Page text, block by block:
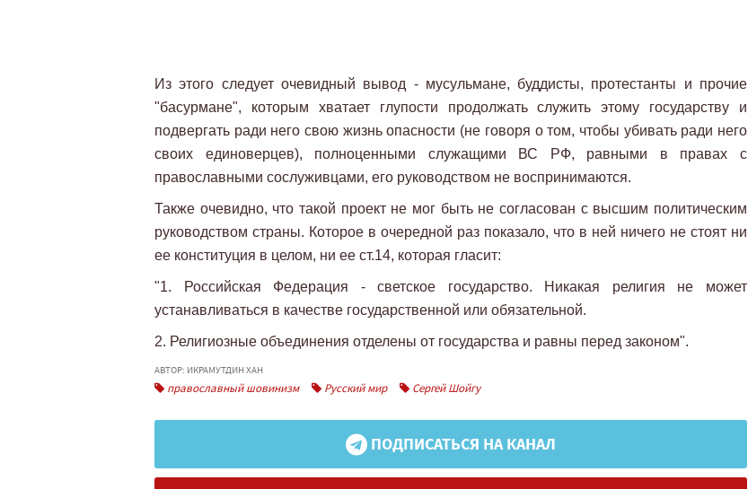
Из этого следует очевидный вывод - мусульмане, буддисты, протестанты и прочие
"басурмане", которым хватает глупости продолжать служить этому государству и
подвергать ради него свою жизнь опасности (не говоря о том, чтобы убивать ради него
своих единоверцев), полноценными служащими ВС РФ, равными в правах с
православными сослуживцами, его руководством не воспринимаются.
Также очевидно, что такой проект не мог быть не согласован с высшим политическим
руководством страны. Которое в очередной раз показало, что в ней ничего не стоят ни
ее конституция в целом, ни ее ст.14, которая гласит:
"1. Российская Федерация - светское государство. Никакая религия не может
устанавливаться в качестве государственной или обязательной.
2. Религиозные объединения отделены от государства и равны перед законом".
АВТОР: ИКРАМУТДИН ХАН
православный шовинизм Русский мир Сергей Шойгу
ПОДПИСАТЬСЯ НА КАНАЛ